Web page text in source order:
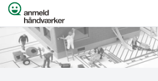
Spring til indhold